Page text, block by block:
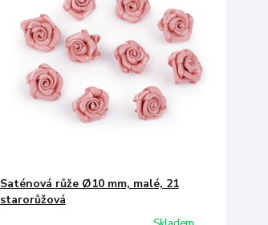
Saténová růže Ø10 mm, malé, 21
starorůžová